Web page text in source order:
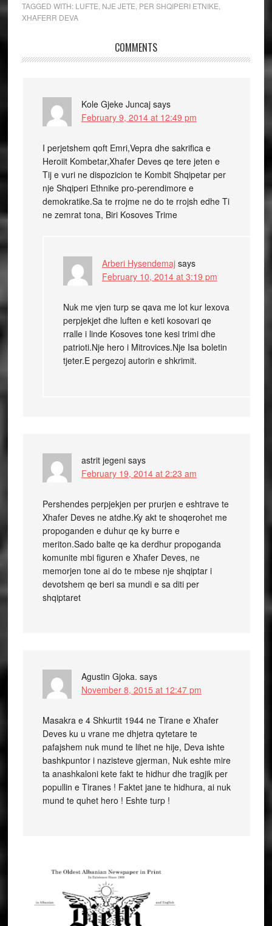
TAGGED WITH: LUFTE NJE JETE PER SHQIPERI ETNIKE
XHAFERR DEVA
COMMENTS
Kole Gjeke Juncaj says
February 9, 2014 at 12:49 pm
I perjetshem qoft Emri,Vepra dhe sakrifica e
Heroiit Kombetar,Xhafer Deves qe tere jeten e
Tij e vuri ne dispozicion te Kombit Shqipetar per
nje Shqiperi Ethnike pro-perendimore e
demokratike.Sa te rrojme ne do te rrojsh edhe Ti
ne zemrat tona, Biri Kosoves Trime
Arberi Hysendemaj says
February 10, 2014 at 3:19 pm
Nuk me vjen turp se qava me lot kur lexova
perpjekjet dhe luften e keti kosovari qe
rralle i linde Kosoves tone kesi trimi dhe
patrioti.Nje hero i Mitrovices.Nje Isa boletin
tjeter.E pergezoj autorin e shkrimit.
astrit jegeni says
February 19, 2014 at 2:23 am
Pershendes perpjekjen per prurjen e eshtrave te
Xhafer Deves ne atdhe.Ky akt te shoqerohet me
propoganden e duhur qe ky burre e
meriton.Sado balte qe ka derdhur propoganda
komunite mbi figuren e Xhafer Deves, ne
memorjen tone ai do te mbese nje shqiptar i
devotshem qe beri sa mundi e sa diti per
shqiptaret
Agustin Gjoka. says
November 8, 2015 at 12:47 pm
Masakra e 4 Shkurtit 1944 ne Tirane e Xhafer
Deves ku u vrane me dhjetra qytetare te
pafajshem nuk mund te lihet ne hije, Deva ishte
bashkpuntor i nazisteve gjerman, Nuk eshte mire
ta anashkaloni kete fakt te hidhur dhe tragjik per
popullin e Tiranes ! Faktet jane te hidhura, ai nuk
mund te quhet hero ! Eshte turp !